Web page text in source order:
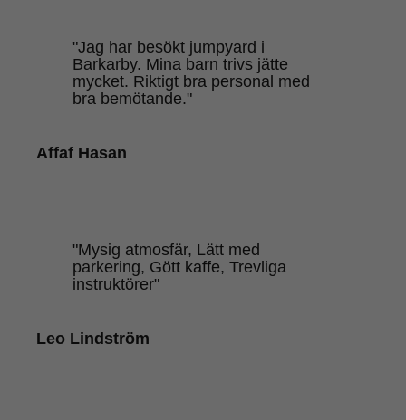
"Jag har besökt jumpyard i
Barkarby. Mina barn trivs jätte
mycket. Riktigt bra personal med
bra bemötande."
Affaf Hasan
"Mysig atmosfär, Lätt med
parkering, Gött kaffe, Trevliga
instruktörer"
Leo Lindström